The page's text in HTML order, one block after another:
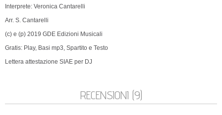
Interprete: Veronica Cantarelli
Arr. S. Cantarelli
(c) e (p) 2019 GDE Edizioni Musicali
Gratis: Play, Basi mp3, Spartito e Testo
Lettera attestazione SIAE per DJ
RECENSIONI (9)